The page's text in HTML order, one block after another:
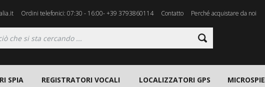
Ordini telefonici: 07:30 - 16:00- +39 3793860114 Contatto Perché acquistare da noi
SPIA REGISTRATORI VOCALI LOCALIZZATORI GPS MICROSPIE